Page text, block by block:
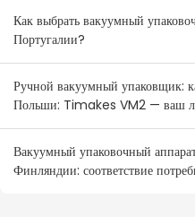
Как выбрать вакуумный
Португалии?
Ручной вакуумный упаковщик:
Польши: Timakes VM2 — ваш
продажи.
Вакуумный упаковочный
Финляндии: соответствие